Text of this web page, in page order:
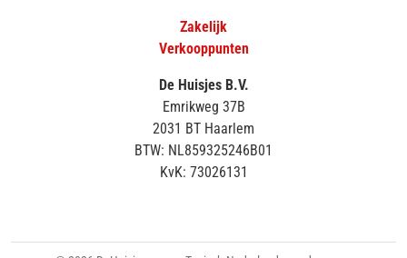
Zakelijk
Verkooppunten
De Huisjes B.V.
Emrikweg 37B
2031 BT Haarlem
BTW: NL859325246B01
KvK: 73026131